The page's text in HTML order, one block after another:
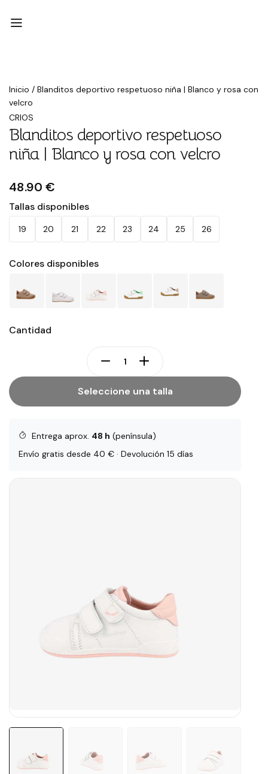
Inicio / Blanditos deportivo respetuoso niña | Blanco y rosa con
velcro
CRIOS
Blanditos deportivo respetuoso
niña | Blanco y rosa con velcro
48.90 €
Tallas disponibles
19 20 21 22 23 24 25 26
Colores disponibles
Cantidad
Seleccione una talla
Entrega aprox. 48 h (península)
Envío gratis desde 40 € · Devolución 15 días